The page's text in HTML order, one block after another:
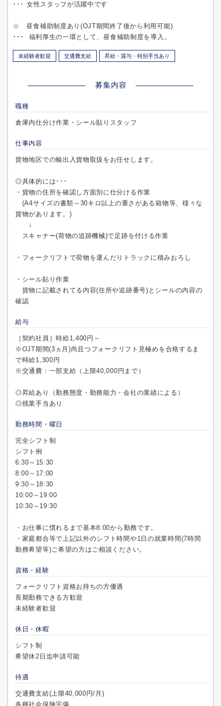
･･･ 女性スタッフが活躍中です
☆ 昼食補助制度あり(OJT期間終了後から利用可能)
･･･ 福利厚生の一環として、昼食補助制度を導入。
未経験者歓迎 交通費支給 昇給・賞与・特別手当あり
募集内容
職種
倉庫内仕分け作業・シール貼りスタッフ
仕事内容
貨物地区での輸出入貨物取扱をお任せします。
◎具体的には･･･
・貨物の住所を確認し方面別に仕分ける作業
(A4サイズの書類～30キロ以上の重さがある箱物等、様々な
貨物があります。)
↓
スキャナー(荷物の追跡機械)で足跡を付ける作業
・フォークリフトで荷物を運んだりトラックに積みおろし
・シール貼り作業
貨物に記載されてる内容(住所や追跡番号)とシールの内容の
確認
給与
［契約社員］時給1,400円～
※OJT期間(3ヵ月)尚且つフォークリフト見極めを合格するま
で時給1,300円
※交通費：一部支給（上限40,000円まで）
◎昇給あり（勤務態度・勤務能力・会社の業績による）
◎残業手当あり
勤務時間・曜日
完全シフト制
シフト例
6:30～15:30
8:00～17:00
9:30～18:30
10:00～19:00
10:30～19:30
・お仕事に慣れるまで基本8:00から勤務です。
・家庭都合等で上記以外のシフト時間や1日の就業時間(7時間
勤務希望等)ご希望の方はご相談ください。
資格・経験
フォークリフト資格お持ちの方優遇
長期勤務できる方歓迎
未経験者歓迎
休日・休暇
シフト制
希望休2日迄申請可能
待遇
交通費支給(上限40,000円/月)
各種社会保険完備